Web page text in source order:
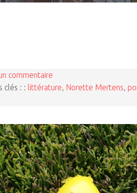
commentaire
clés : : littérature, Norette Mertens,